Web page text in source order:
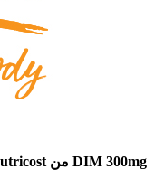
DIM 300mg من Nutricost – يوازن هرموناتك ويحسن صحتك العامة